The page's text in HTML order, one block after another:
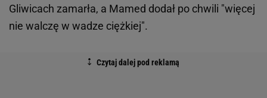
Gliwicach zamarła, a Mamed dodał po chwili "więcej
nie walczę w wadze ciężkiej".